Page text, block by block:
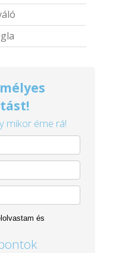
mikor érne rá!
és